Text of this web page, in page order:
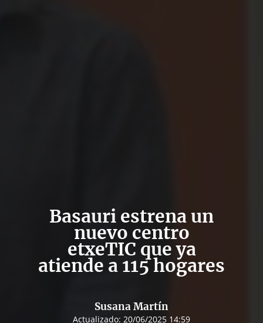
Basauri estrena un
nuevo centro
etxeTIC que ya
atiende a 115 hogares
Susana Martín
Actualizado: 20/06/2025 14:59